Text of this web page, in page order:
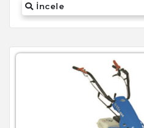
İncele